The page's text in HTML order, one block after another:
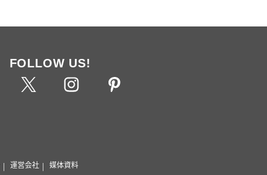
FOLLOW US!
運営会社 媒体資料